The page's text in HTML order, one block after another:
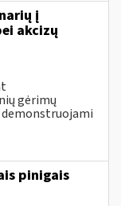
į
akcizų
gėrimų
demonstruojami
pinigais